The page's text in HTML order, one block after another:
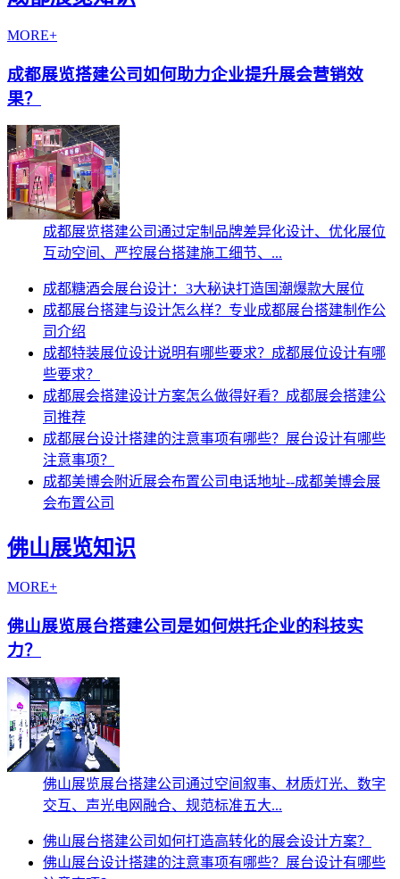
MORE+
成都展览搭建公司如何助力企业提升展会营销效
果？
成都展览搭建公司通过定制品牌差异化设计、优化展位
互动空间、严控展台搭建施工细节、...
成都糖酒会展台设计：3大秘诀打造国潮爆款大展位
成都展台搭建与设计怎么样？专业成都展台搭建制作公
司介绍
成都特装展位设计说明有哪些要求？成都展位设计有哪
些要求？
成都展会搭建设计方案怎么做得好看？成都展会搭建公
司推荐
成都展台设计搭建的注意事项有哪些？展台设计有哪些
注意事项？
成都美博会附近展会布置公司电话地址--成都美博会展
会布置公司
佛山展览知识
MORE+
佛山展览展台搭建公司是如何烘托企业的科技实
力？
佛山展览展台搭建公司通过空间叙事、材质灯光、数字
交互、声光电网融合、规范标准五大...
佛山展台搭建公司如何打造高转化的展会设计方案？
佛山展台设计搭建的注意事项有哪些？展台设计有哪些